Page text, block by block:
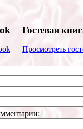
Гостевая
Просмотреть